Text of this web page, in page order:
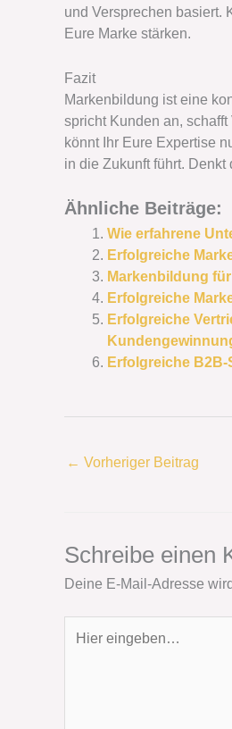
und Versprechen basiert.
Eure Marke stärken.
Fazit
Markenbildung ist eine
spricht Kunden an,
könnt Ihr Eure Expertise
in die Zukunft führt.
Ähnliche Beiträge:
Wie erfahrene
Erfolgreiche
Markenbildung
Erfolgreiche
Erfolgreiche
Erfolgreiche
← Vorheriger Beitrag
Schreibe einen
Deine E-Mail-Adresse
eingeben…